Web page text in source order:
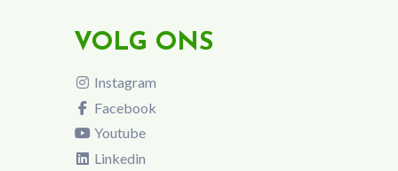
VOLG ONS
Instagram
Facebook
Youtube
Linkedin